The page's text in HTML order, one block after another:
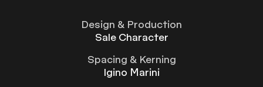
Design & Production
Sale Character
Spacing & Kerning
Igino Marini